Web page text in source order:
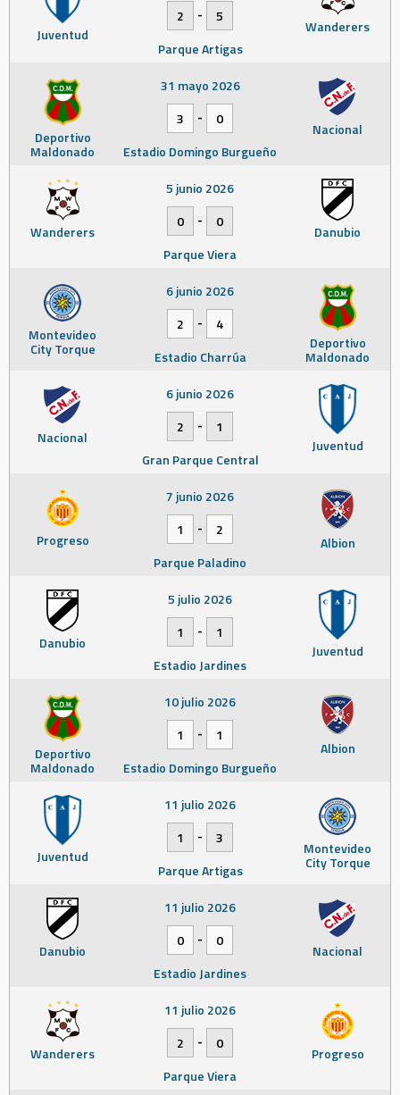
Juventud Wanderers
2
-
5
Parque Artigas
Deportivo
Maldonado
Nacional
31 mayo 2026
3
-
0
Estadio Domingo Burgueño
Wanderers Danubio
5 junio 2026
0
-
0
Parque Viera
Montevideo
City Torque Deportivo
Maldonado
6 junio 2026
2
-
4
Estadio Charrúa
Nacional Juventud
6 junio 2026
2
-
1
Gran Parque Central
Progreso Albion
7 junio 2026
1
-
2
Parque Paladino
Danubio Juventud
5 julio 2026
1
-
1
Estadio Jardines
Deportivo
Maldonado
Albion
10 julio 2026
1
-
1
Estadio Domingo Burgueño
Juventud Montevideo
City Torque
11 julio 2026
1
-
3
Parque Artigas
Danubio Nacional
11 julio 2026
0
-
0
Estadio Jardines
Wanderers Progreso
11 julio 2026
2
-
0
Parque Viera